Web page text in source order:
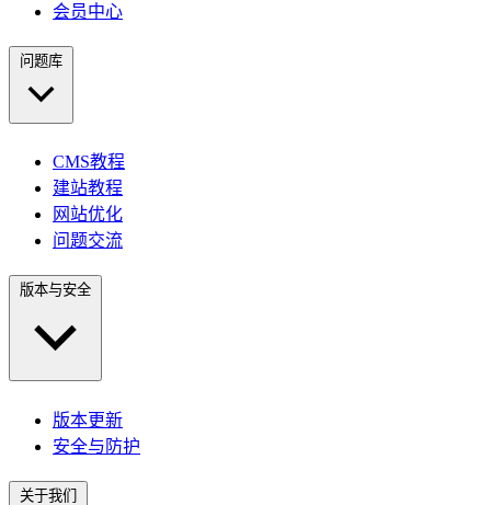
会员中心
问题库
CMS教程
建站教程
网站优化
问题交流
版本与安全
版本更新
安全与防护
关于我们